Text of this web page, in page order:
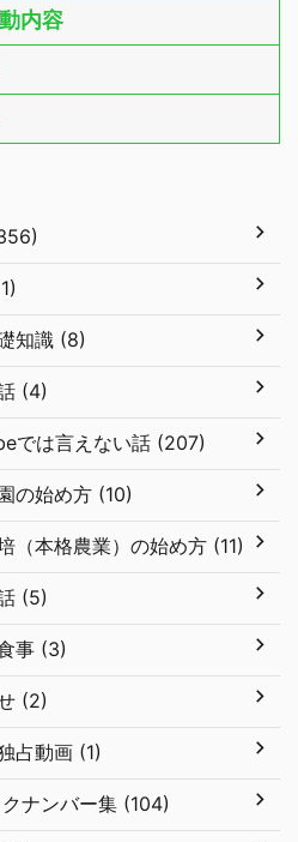
内容
知識 (8)
(4)
では言えない話 (207)
の始め方 (10)
（本格農業）の始め方 (11)
(5)
事 (3)
(2)
占動画 (1)
ナンバー集 (104)